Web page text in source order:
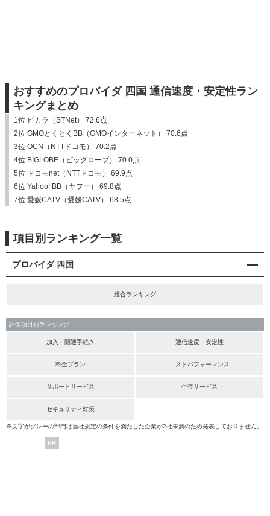
おすすめのプロバイダ 四国 通信速度・安定性ラン
キングまとめ
1位 ピカラ（STNet） 72.6点
2位 GMOとくとくBB（GMOインターネット） 70.6点
3位 OCN（NTTドコモ） 70.2点
4位 BIGLOBE（ビッグローブ） 70.0点
5位 ドコモnet（NTTドコモ） 69.9点
6位 Yahoo! BB（ヤフー） 69.8点
7位 愛媛CATV（愛媛CATV） 68.5点
項目別ランキング一覧
プロバイダ 四国
総合ランキング
評価項目別ランキング
加入・開通手続き 通信速度・安定性
料金プラン コストパフォーマンス
サポートサービス 付帯サービス
セキュリティ対策
※文字がグレーの部門は当社規定の条件を満たした企業が2社未満のため発表しておりません。
PR